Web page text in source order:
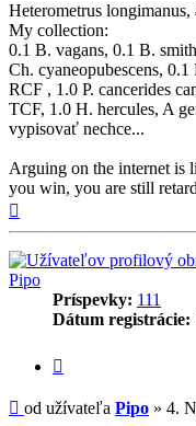
Heterometrus
My collection:
0.1 B. vagans, 0.1 B.
Ch. cyaneopubescens,
RCF , 1.0 P. cancerides
TCF, 1.0 H. hercules, A
vypisovať nechce...
Arguing on the internet is
you win, you are still
Pipo
Príspevky: 111
Dátum registrácie:
Príspevok
od užívateľa Pipo » 4.